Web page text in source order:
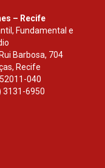
– Recife
Fundamental e
Barbosa, 704
Recife
52011-040
3131-6950